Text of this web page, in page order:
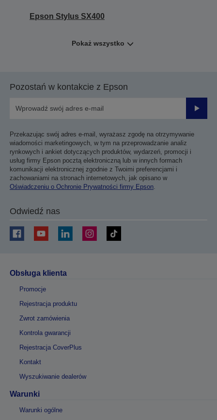
Epson Stylus SX400
Pokaż wszystko
Pozostań w kontakcie z Epson
Przekazując swój adres e-mail, wyrażasz zgodę na otrzymywanie
wiadomości marketingowych, w tym na przeprowadzanie analiz
rynkowych i ankiet dotyczących produktów, wydarzeń, promocji i
usług firmy Epson pocztą elektroniczną lub w innych formach
komunikacji elektronicznej zgodnie z Twoimi preferencjami i
zachowaniami na stronach internetowych, jak opisano w
Oświadczeniu o Ochronie Prywatności firmy Epson
Odwiedź nas
Obsługa klienta
Promocje
Rejestracja produktu
Zwrot zamówienia
Kontrola gwarancji
Rejestracja CoverPlus
Kontakt
Wyszukiwanie dealerów
Warunki
Warunki ogólne